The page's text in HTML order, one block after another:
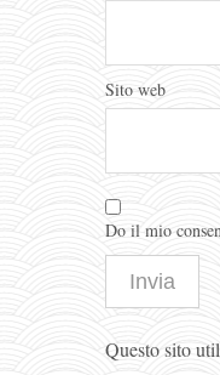
Sito web
Do il mio
Questo sito